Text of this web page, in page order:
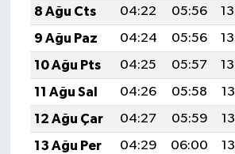
8 Ağu Cts
04:22 05:56
9 Ağu Paz
04:24 05:56
10 Ağu Pts
04:25 05:57
11 Ağu Sal
04:26 05:58
12 Ağu Çar
04:27 05:59
13 Ağu Per
04:29 06:00